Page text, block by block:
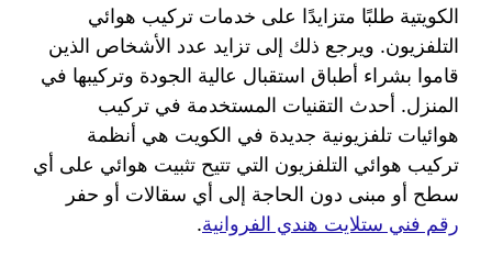
الكويتية طلبًا متزايدًا على خدمات تركيب هوائي
التلفزيون. ويرجع ذلك إلى تزايد عدد الأشخاص الذين
قاموا بشراء أطباق استقبال عالية الجودة وتركيبها في
المنزل. أحدث التقنيات المستخدمة في تركيب
هوائيات تلفزيونية جديدة في الكويت هي أنظمة
تركيب هوائي التلفزيون التي تتيح تثبيت هوائي على أي
سطح أو مبنى دون الحاجة إلى أي سقالات أو حفر
رقم فني ستلايت هندي الفروانية.